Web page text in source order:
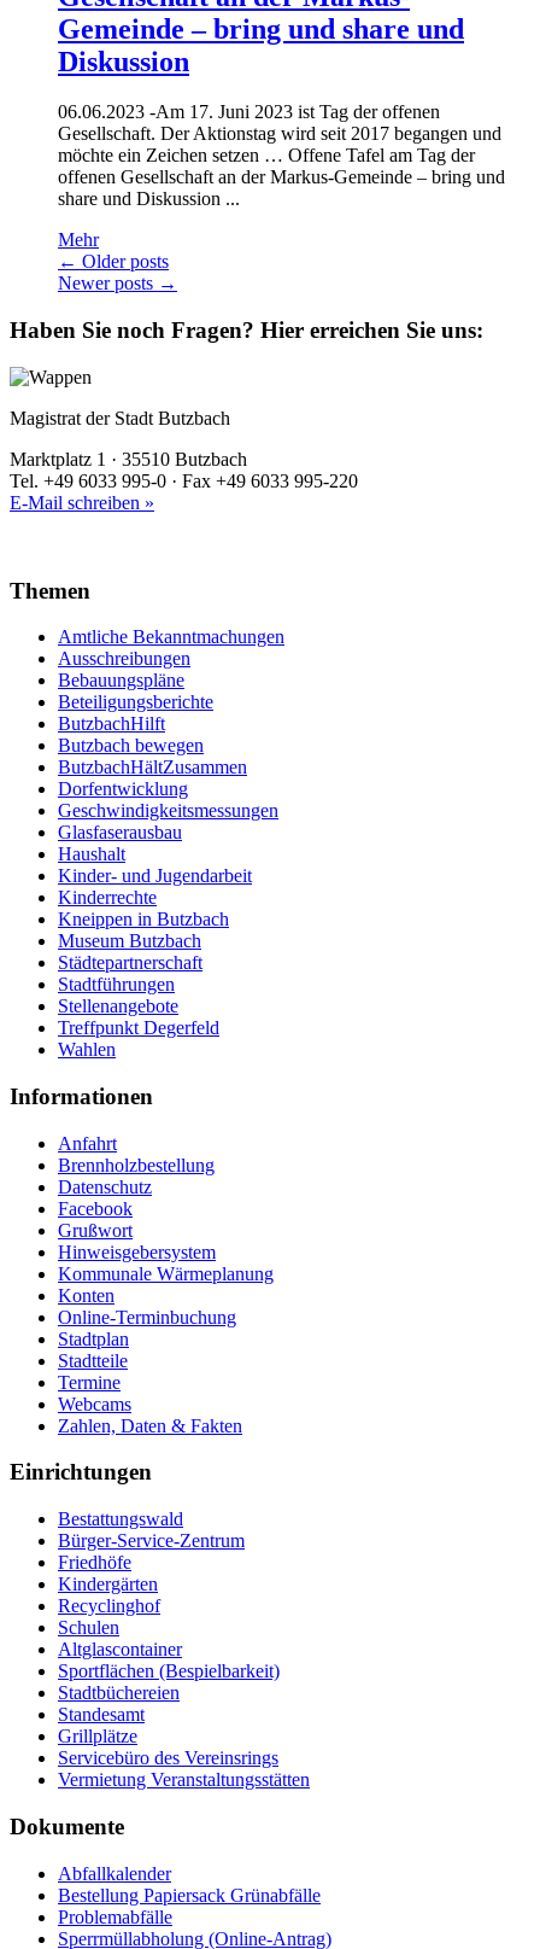
Gemeinde – bring und share und
Diskussion
06.06.2023 -Am 17. Juni 2023 ist Tag der offenen
Gesellschaft. Der Aktionstag wird seit 2017 begangen und
möchte ein Zeichen setzen … Offene Tafel am Tag der
offenen Gesellschaft an der Markus-Gemeinde – bring und
share und Diskussion ...
Mehr
Posts
navigation
← Older posts
Newer posts →
Haben Sie noch Fragen? Hier erreichen Sie uns:
Magistrat der Stadt Butzbach
Marktplatz 1 · 35510 Butzbach
Tel. +49 6033 995-0 · Fax +49 6033 995-220
E-Mail schreiben »
Themen
Amtliche Bekanntmachungen
Ausschreibungen
Bebauungspläne
Beteiligungsberichte
ButzbachHilft
Butzbach bewegen
ButzbachHältZusammen
Dorfentwicklung
Geschwindigkeitsmessungen
Glasfaserausbau
Haushalt
Kinder- und Jugendarbeit
Kinderrechte
Kneippen in Butzbach
Museum Butzbach
Städtepartnerschaft
Stadtführungen
Stellenangebote
Treffpunkt Degerfeld
Wahlen
Informationen
Anfahrt
Brennholzbestellung
Datenschutz
Facebook
Grußwort
Hinweisgebersystem
Kommunale Wärmeplanung
Konten
Online-Terminbuchung
Stadtplan
Stadtteile
Termine
Webcams
Zahlen, Daten & Fakten
Einrichtungen
Bestattungswald
Bürger-Service-Zentrum
Friedhöfe
Kindergärten
Recyclinghof
Schulen
Altglascontainer
Sportflächen (Bespielbarkeit)
Stadtbüchereien
Standesamt
Grillplätze
Servicebüro des Vereinsrings
Vermietung Veranstaltungsstätten
Dokumente
Abfallkalender
Bestellung Papiersack Grünabfälle
Problemabfälle
Sperrmüllabholung (Online-Antrag)